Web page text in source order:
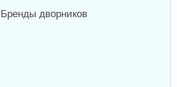
Бренды дворников